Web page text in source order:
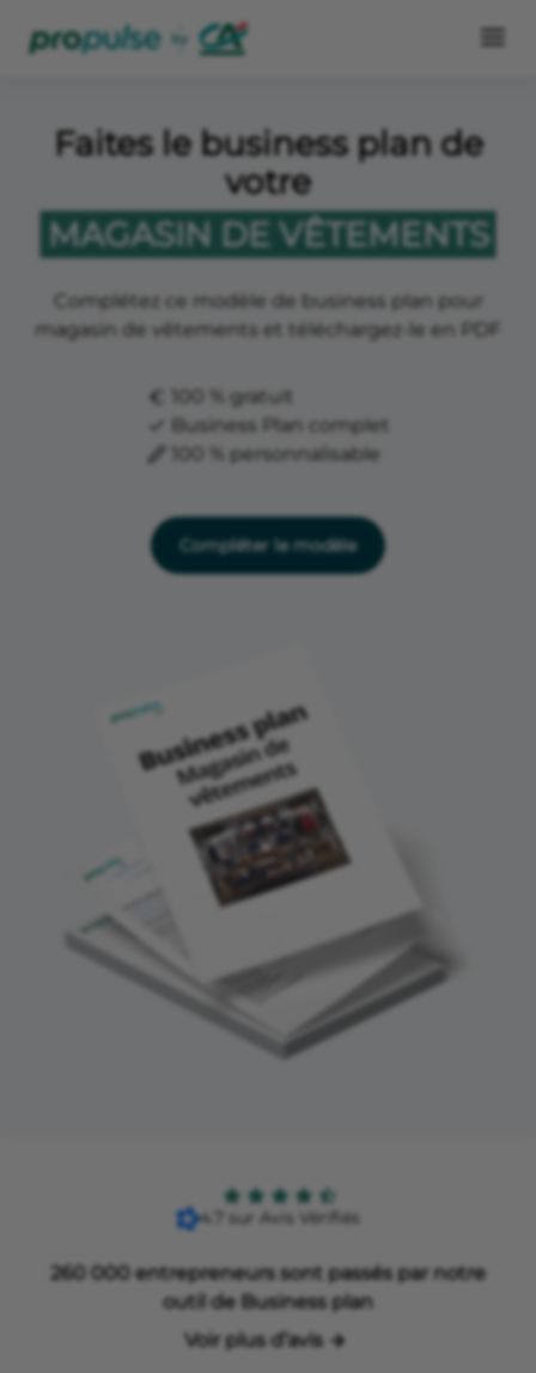
Faites le business plan de
votre
MAGASIN DE VÊTEMENTS
Complétez ce modèle de business plan pour
magasin de vêtements et téléchargez-le en PDF
100 % gratuit
Business Plan complet
100 % personnalisable
Compléter le modèle
4.7 sur Avis Vérifiés
260 000 entrepreneurs sont passés par notre
outil de Business plan
Voir plus d’avis